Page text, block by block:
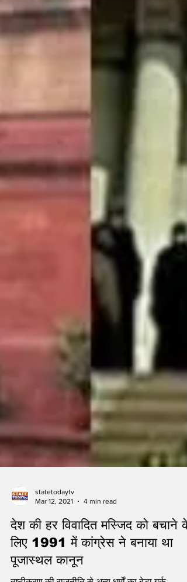
statetodaytv
Mar 12, 2021
4 min read
देश की हर विवादित मस्जिद को बचाने के